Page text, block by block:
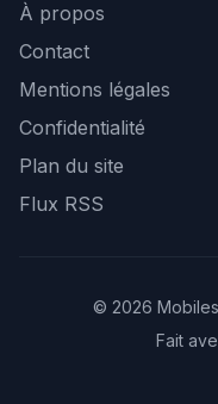
À propos
Contact
Mentions légales
Confidentialité
Plan du site
Flux RSS
© 2026
Fait